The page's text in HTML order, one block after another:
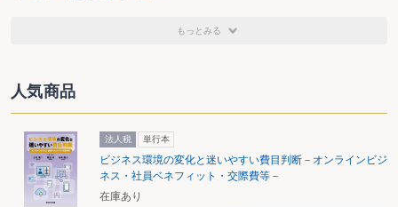
もっとみる
人気商品
法人税 単行本
ビジネス環境の変化と迷いやすい費目判断－オンラインビジ
ネス・社員ベネフィット・交際費等－
在庫あり